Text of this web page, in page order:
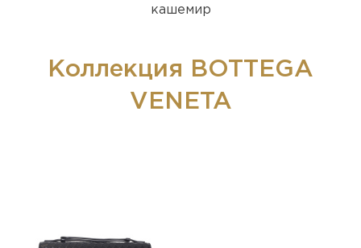
кашемир
Коллекция BOTTEGA
VENETA